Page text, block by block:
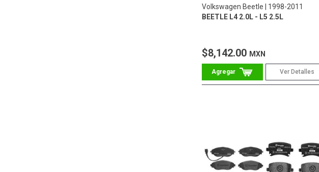
Volkswagen Beetle
1998-2011
BEETLE L4 2.0L - L5 2.5L
$8,142.00 MXN
Ver Detalles